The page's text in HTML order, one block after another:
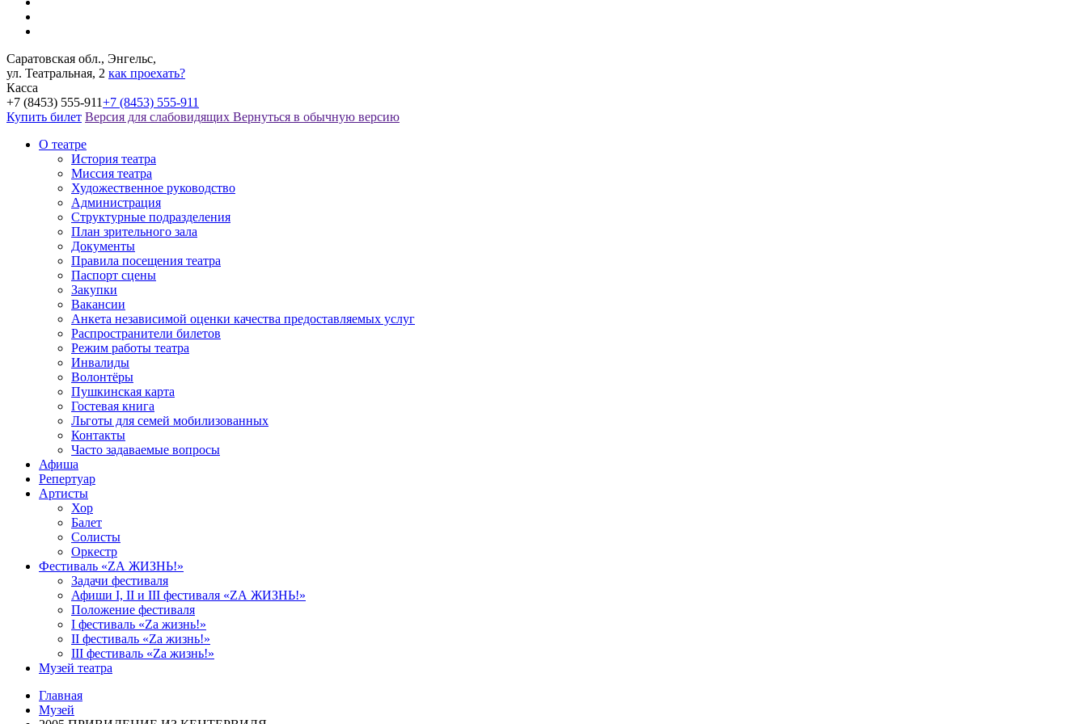
Саратовская обл., Энгельс,
ул. Театральная, 2 как проехать?
Касса
+7 (8453) 555-911+7 (8453) 555-911
Купить билет Версия для слабовидящих Вернуться в обычную версию
О театре
История театра
Миссия театра
Художественное руководство
Администрация
Структурные подразделения
План зрительного зала
Документы
Правила посещения театра
Паспорт сцены
Закупки
Вакансии
Анкета независимой оценки качества предоставляемых услуг
Распространители билетов
Режим работы театра
Инвалиды
Волонтёры
Пушкинская карта
Гостевая книга
Льготы для семей мобилизованных
Контакты
Часто задаваемые вопросы
Афиша
Репертуар
Артисты
Хор
Балет
Солисты
Оркестр
Фестиваль «ZА ЖИЗНЬ!»
Задачи фестиваля
Афиши I, II и III фестиваля «ZА ЖИЗНЬ!»
Положение фестиваля
I фестиваль «Zа жизнь!»
II фестиваль «Zа жизнь!»
III фестиваль «Zа жизнь!»
Музей театра
Главная
Музей